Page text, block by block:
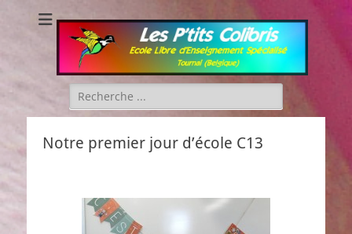
Les P'tits Colibris
Rechercher :
Notre premier jour d’école C13